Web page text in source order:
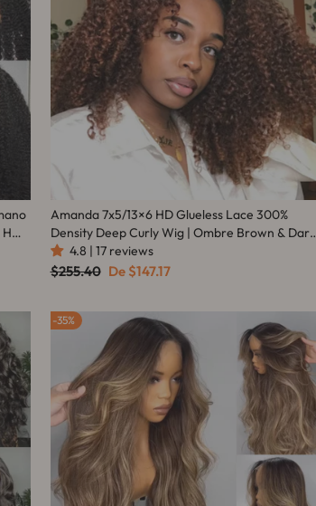
-
Amanda 7x5/13×6 HD Glueless Lace 300%
Density Deep Curly Wig | Ombre Brown & Dark
Reddish Brown
4.8 | 17 reviews
Precio
$255.40 Precio
De $147.17
35%